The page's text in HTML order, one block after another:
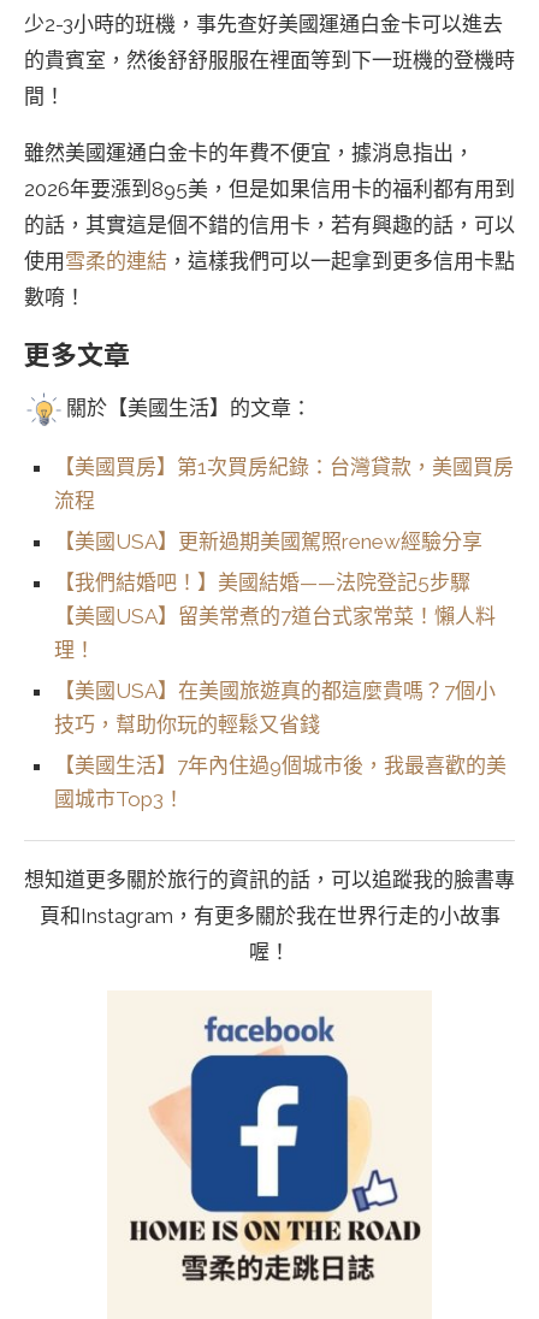
少2-3小時的班機，事先查好美國運通白金卡可以進去
的貴賓室，然後舒舒服服在裡面等到下一班機的登機時
間！
雖然美國運通白金卡的年費不便宜，據消息指出，
2026年要漲到895美，但是如果信用卡的福利都有用到
的話，其實這是個不錯的信用卡，若有興趣的話，可以
使用雪柔的連結 ，這樣我們可以一起拿到更多信用卡點
數唷！
更多文章
關於【美國生活】的文章：
【美國買房】第1次買房紀錄：台灣貸款，美國買房
流程
【美國USA】更新過期美國駕照renew經驗分享
【我們結婚吧！】美國結婚——法院登記5步驟
【美國USA】留美常煮的7道台式家常菜！懶人料
理！
【美國USA】在美國旅遊真的都這麼貴嗎？7個小
技巧，幫助你玩的輕鬆又省錢
【美國生活】7年內住過9個城市後，我最喜歡的美
國城市Top3！
想知道更多關於旅行的資訊的話，可以追蹤我的臉書專
頁和Instagram，有更多關於我在世界行走的小故事
喔！